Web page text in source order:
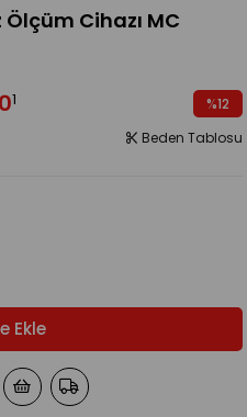
Cihazı MC
%12
İndirim
1
Beden Tablosu